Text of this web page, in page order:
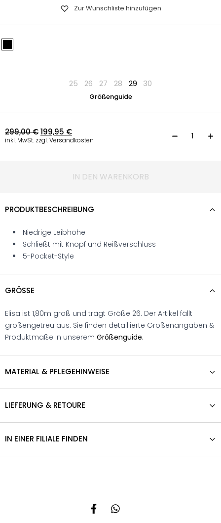
Zur Wunschliste hinzufügen
25 26 27 28 29 30
Größenguide
299,00€199,95 €
inkl. MwSt. zzgl. Versandkosten
IN DEN WARENKORB
PRODUKTBESCHREIBUNG
Niedrige Leibhöhe
Schließt mit Knopf und Reißverschluss
5-Pocket-Style
GRÖSSE
Elisa ist 1,80m groß und trägt Größe 26. Der Artikel fällt
größengetreu aus. Sie finden detaillierte Größenangaben &
Produktmaße in unserem Größenguide.
MATERIAL & PFLEGEHINWEISE
LIEFERUNG & RETOURE
IN EINER FILIALE FINDEN